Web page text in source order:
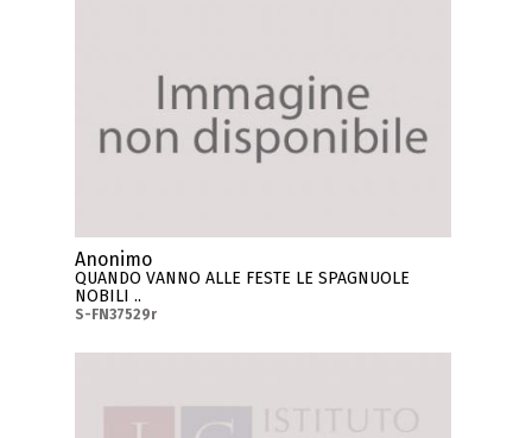
Anonimo
QUANDO VANNO ALLE FESTE LE SPAGNUOLE
NOBILI ..
S-FN37529r